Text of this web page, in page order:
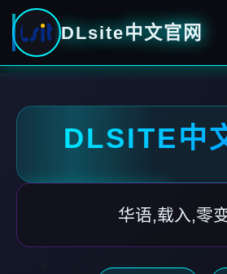
DLsite中文官网
DLSITE中
华语,载入,零